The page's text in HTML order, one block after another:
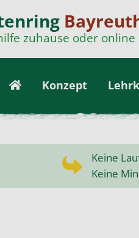
zuhause oder online
Konzept
Keine
Keine